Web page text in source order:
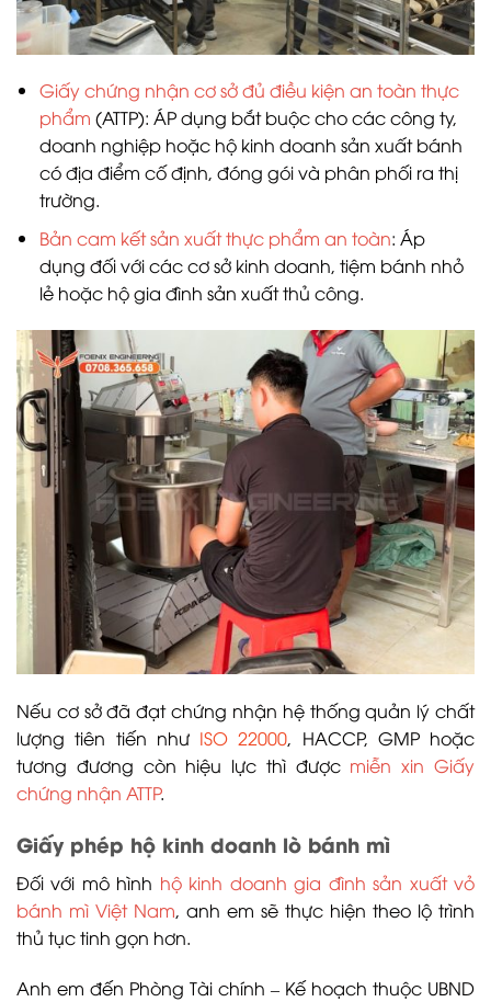
Giấy chứng nhận cơ sở đủ điều kiện an toàn thực
phẩm (ATTP): ÁP dụng bắt buộc cho các công ty,
doanh nghiệp hoặc hộ kinh doanh sản xuất bánh
có địa điểm cố định, đóng gói và phân phối ra thị
trường.
Bản cam kết sản xuất thực phẩm an toàn: Áp
dụng đối với các cơ sở kinh doanh, tiệm bánh nhỏ
lẻ hoặc hộ gia đình sản xuất thủ công.
Nếu cơ sở đã đạt chứng nhận hệ thống quản lý chất
lượng tiên tiến như ISO 22000, HACCP, GMP hoặc
tương đương còn hiệu lực thì được miễn xin Giấy
chứng nhận ATTP.
Giấy phép hộ kinh doanh lò bánh mì
Đối với mô hình hộ kinh doanh gia đình sản xuất vỏ
bánh mì Việt Nam, anh em sẽ thực hiện theo lộ trình
thủ tục tinh gọn hơn.
Anh em đến Phòng Tài chính – Kế hoạch thuộc UBND